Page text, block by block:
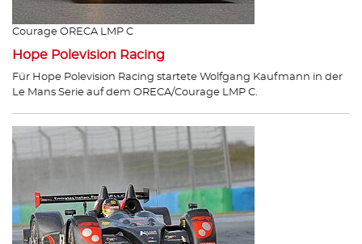
Courage ORECA LMP C
Hope Polevision Racing
Für Hope Polevision Racing startete Wolfgang Kaufmann in der
Le Mans Serie auf dem ORECA/Courage LMP C.